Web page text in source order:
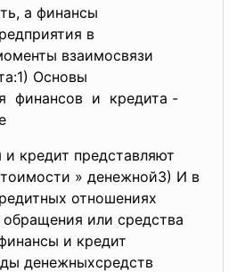
а финансы
в
взаимосвязи
Основы
финансов и кредита -
кредит представляют
» денежной3) И в
отношениях
или средства
и кредит
денежныхсредств